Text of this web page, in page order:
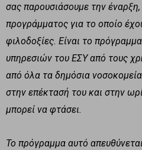
σας παρουσιάσουμε την
προγράμματος για το οποίο
φιλοδοξίες. Είναι το
υπηρεσιών του ΕΣΥ από τους
από όλα τα δημόσια
στην επέκτασή του και στην
μπορεί να φτάσει.
Το πρόγραμμα αυτό